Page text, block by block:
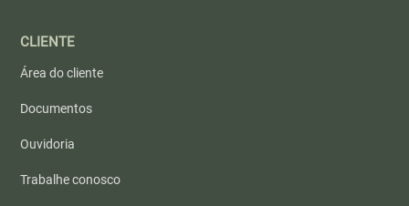
CLIENTE
Área do cliente
Documentos
Ouvidoria
Trabalhe conosco